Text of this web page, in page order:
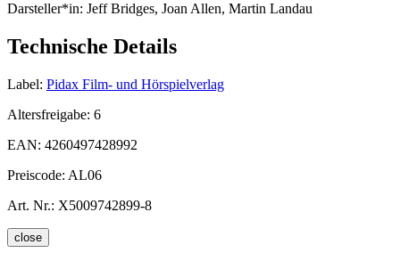
Darsteller*in: Jeff Bridges, Joan Allen, Martin Landau
Technische Details
Label: Pidax Film- und Hörspielverlag
Altersfreigabe: 6
EAN: 4260497428992
Preiscode: AL06
Art. Nr.: X5009742899-8
close